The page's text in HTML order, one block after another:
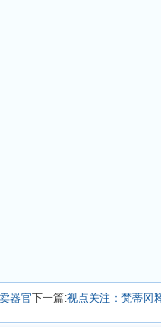
器官下一篇:视点关注：梵蒂冈